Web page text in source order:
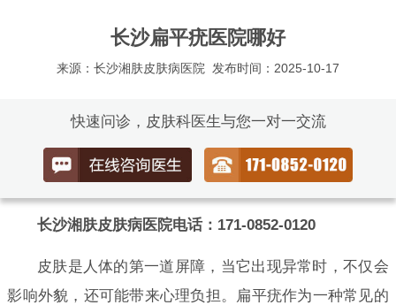
长沙扁平疣医院哪好
来源：长沙湘肤皮肤病医院 发布时间：2025-10-17
快速问诊，皮肤科医生与您一对一交流
长沙湘肤皮肤病医院电话：171-0852-0120
皮肤是人体的第一道屏障，当它出现异常时，不仅会
影响外貌，还可能带来心理负担。扁平疣作为一种常见的